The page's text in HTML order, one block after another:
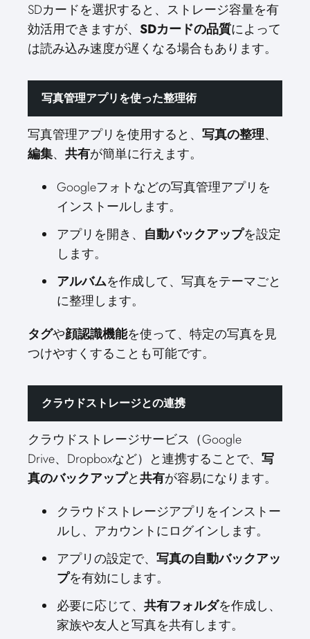
SDカードを選択すると、ストレージ容量を有
効活用できますが、 SDカードの品質によって
は読み込み速度が遅くなる場合もあります。
写真管理アプリを使った整理術
写真管理アプリを使用すると、 写真の整理、
編集、 共有が簡単に行えます。
Googleフォトなどの写真管理アプリを
インストールします。
アプリを開き、 自動バックアップを設定
します。
アルバムを作成して、写真をテーマごと
に整理します。
タグや顔認識機能を使って、特定の写真を見
つけやすくすることも可能です。
クラウドストレージとの連携
クラウドストレージサービス（Google
Drive、Dropboxなど）と連携することで、 写
真のバックアップと共有が容易になります。
クラウドストレージアプリをインストー
ルし、アカウントにログインします。
アプリの設定で、 写真の自動バックアッ
プを有効にします。
必要に応じて、 共有フォルダを作成し、
家族や友人と写真を共有します。